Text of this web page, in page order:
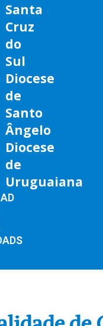
Santa
Cruz
do
Sul
Diocese
de
Santo
Ângelo
Diocese
de
Uruguaiana